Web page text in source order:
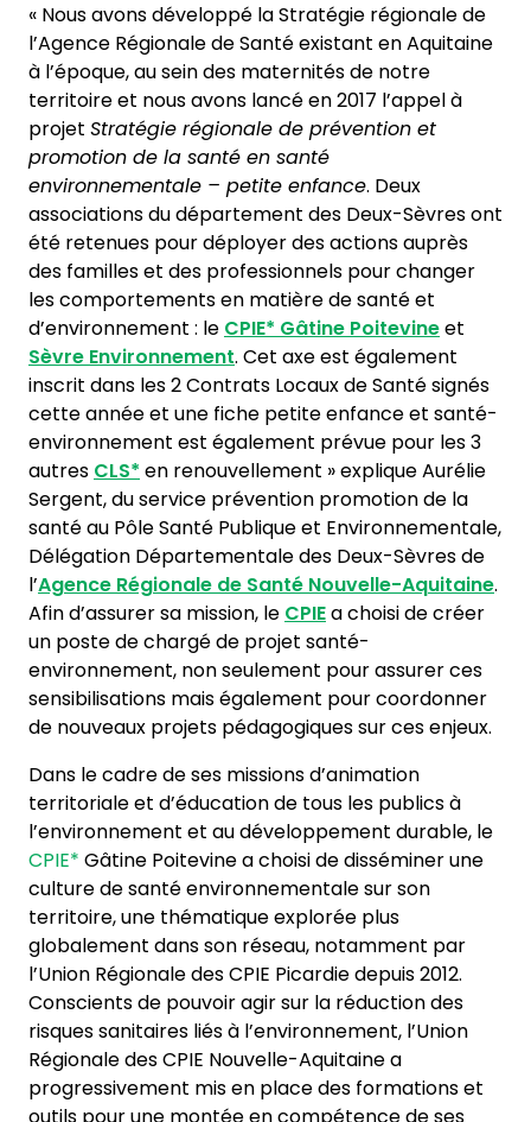
« Nous avons développé la Stratégie régionale de
l’Agence Régionale de Santé existant en Aquitaine
à l’époque, au sein des maternités de notre
territoire et nous avons lancé en 2017 l’appel à
projet Stratégie régionale de prévention et
promotion de la santé en santé
environnementale – petite enfance. Deux
associations du département des Deux-Sèvres ont
été retenues pour déployer des actions auprès
des familles et des professionnels pour changer
les comportements en matière de santé et
d’environnement : le CPIE* Gâtine Poitevineet
Sèvre Environnement. Cet axe est également
inscrit dans les 2 Contrats Locaux de Santé signés
cette année et une fiche petite enfance et santé-
environnement est également prévue pour les 3
autres CLS* en renouvellement » explique Aurélie
Sergent, du service prévention promotion de la
santé au Pôle Santé Publique et Environnementale,
Délégation Départementale des Deux-Sèvres de
l’Agence Régionale de Santé Nouvelle-Aquitaine.
Afin d’assurer sa mission, le CPIEa choisi de créer
un poste de chargé de projet santé-
environnement, non seulement pour assurer ces
sensibilisations mais également pour coordonner
de nouveaux projets pédagogiques sur ces enjeux.
Dans le cadre de ses missions d’animation
territoriale et d’éducation de tous les publics à
l’environnement et au développement durable, le
CPIE* Gâtine Poitevine a choisi de disséminer une
culture de santé environnementale sur son
territoire, une thématique explorée plus
globalement dans son réseau, notamment par
l’Union Régionale des CPIE Picardie depuis 2012.
Conscients de pouvoir agir sur la réduction des
risques sanitaires liés à l’environnement, l’Union
Régionale des CPIE Nouvelle-Aquitaine a
progressivement mis en place des formations et